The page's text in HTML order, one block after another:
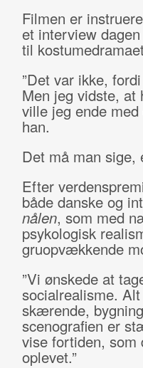
Filmen er
et interview
til
”Det var ikke,
Men jeg vidste,
ville jeg ende
han.
Det må man sige,
Efter
både danske og
nålen, som med
psykologisk
gruopvækkende
”Vi ønskede at
socialrealisme.
skærende,
scenografien er
vise fortiden, som
oplevet.”